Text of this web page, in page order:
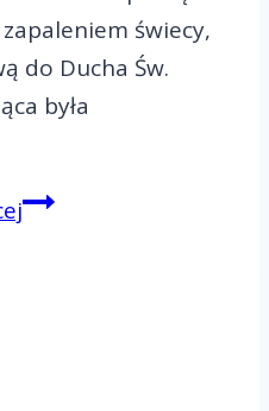
świecy,
do Ducha Św.
była
Paschalny